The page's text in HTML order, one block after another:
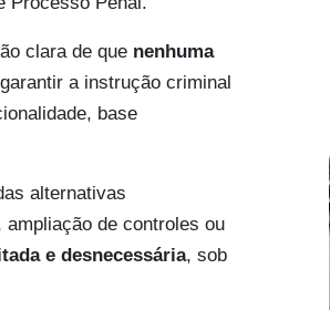
clara de que nenhuma
a instrução criminal
base
alternativas
de controles ou
e desnecessária, sob